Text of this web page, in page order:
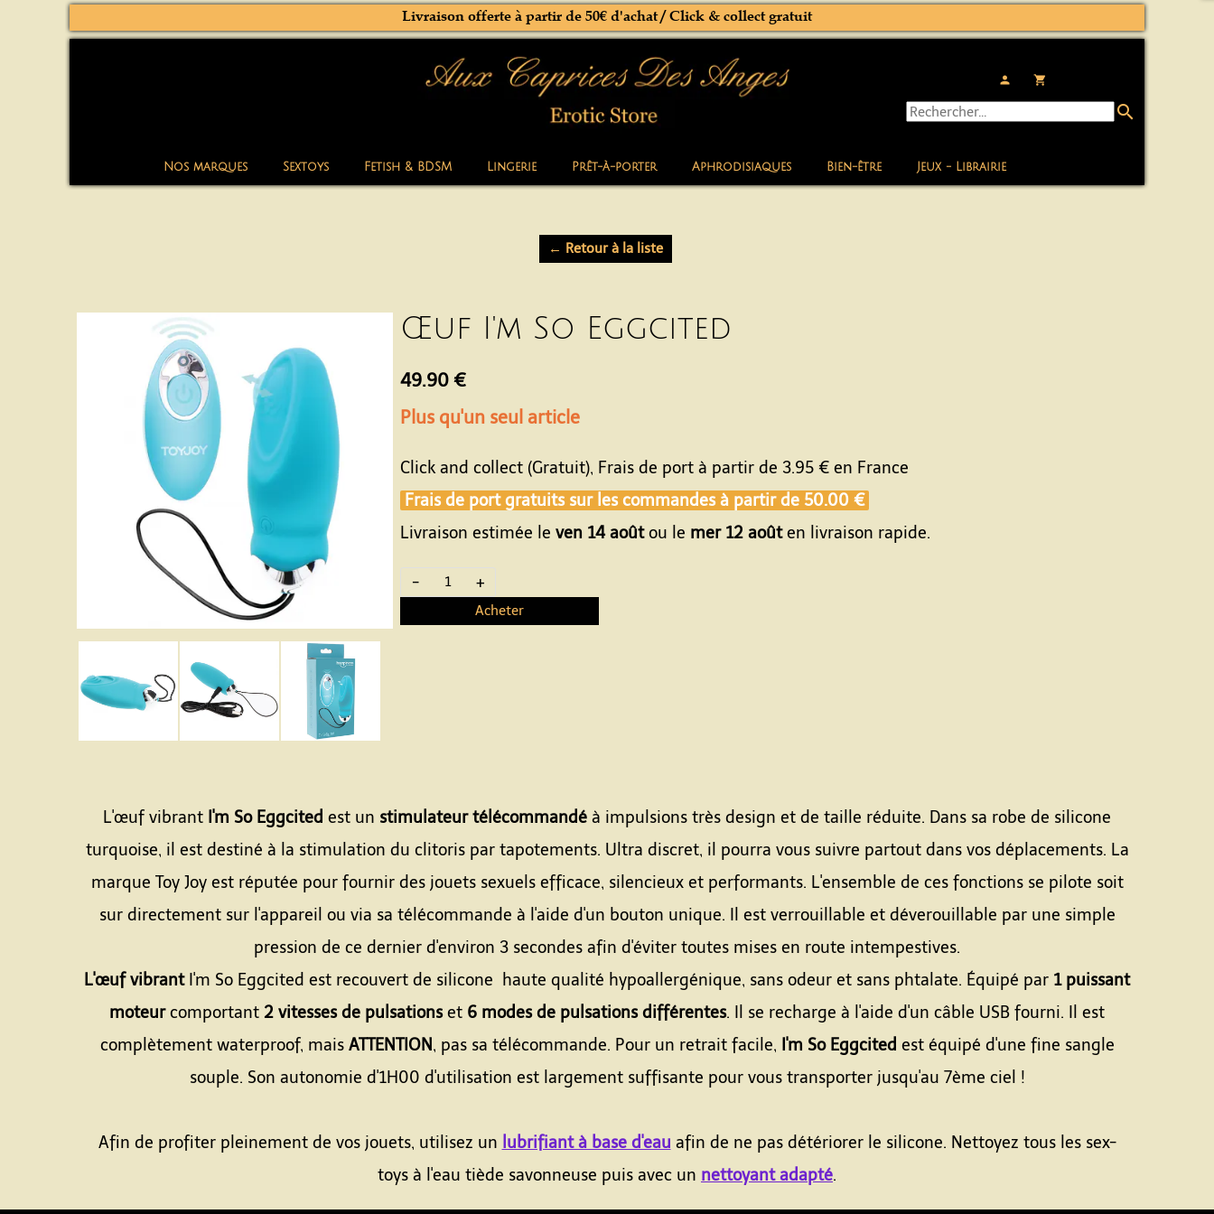
Nos marques Sextoys Fetish & BDSM Lingerie Prêt-à-porter Aphrodisiaques Bien-être Jeux - Librairie
person local_grocery_store
Livraison offerte à partir de 50€ d'achat / Click & collect gratuit
search
← Retour à la liste
Œuf I'm So Eggcited
49.90 €
Plus qu'un seul article
Click and collect (Gratuit), Frais de port à partir de 3.95 € en France
Frais de port gratuits sur les commandes à partir de 50.00 €
Livraison estimée le ven 14 aoûtou le mer 12 aoûten livraison rapide.
- +
Acheter
L'œuf vibrant I'm So Eggcited est un stimulateur télécommandé à impulsions très design et de taille réduite. Dans sa robe de silicone
turquoise, il est destiné à la stimulation du clitoris par tapotements. Ultra discret, il pourra vous suivre partout dans vos déplacements. La
marque Toy Joy est réputée pour fournir des jouets sexuels efficace, silencieux et performants. L'ensemble de ces fonctions se pilote soit
sur directement sur l'appareil ou via sa télécommande à l'aide d'un bouton unique. Il est verrouillable et déverouillable par une simple
pression de ce dernier d'environ 3 secondes afin d'éviter toutes mises en route intempestives.
L'œuf vibrantI'm So Eggcited est recouvert de silicone haute qualité hypoallergénique, sans odeur et sans phtalate. Équipé par 1 puissant
moteurcomportant 2 vitesses de pulsationset 6 modes de pulsations différentes. Il se recharge à l'aide d'un câble USB fourni. Il est
complètement waterproof, mais ATTENTION, pas sa télécommande. Pour un retrait facile, I'm So Eggcited est équipé d'une fine sangle
souple. Son autonomie d'1H00 d'utilisation est largement suffisante pour vous transporter jusqu'au 7ème ciel !
Afin de profiter pleinement de vos jouets, utilisez un lubrifiant à base d'eau afin de ne pas détériorer le silicone. Nettoyez tous les sex-
toys à l'eau tiède savonneuse puis avec un nettoyant adapté.